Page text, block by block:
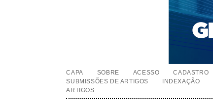
CAPA SOBRE ACESSO CADASTRO
SUBMISSÕES DE ARTIGOS
INDEXAÇÃO
ARTIGOS